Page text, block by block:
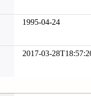
1995-04-24
2017-03-